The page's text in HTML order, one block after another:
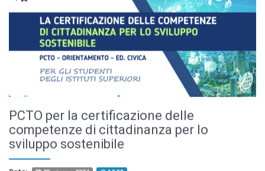
PCTO per la certificazione delle
sviluppo sostenibile
Data: 25 giugno 2024 12:38
Fondazione ISI, supporta gli Istituti superiori delle province di